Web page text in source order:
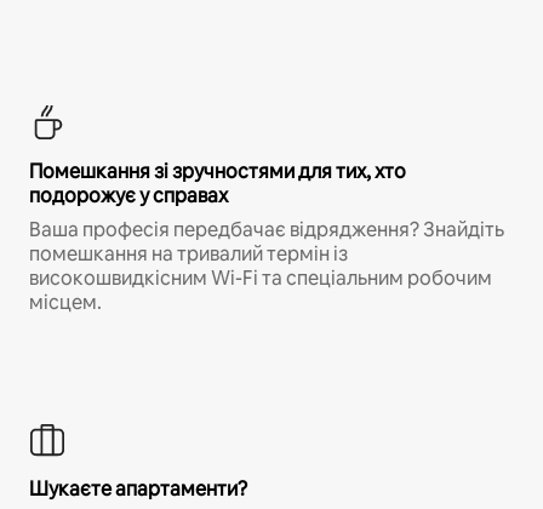
Помешкання зі зручностями для тих, хто
подорожує у справах
Ваша професія передбачає відрядження? Знайдіть
помешкання на тривалий термін із
високошвидкісним Wi-Fi та спеціальним робочим
місцем.
Шукаєте апартаменти?